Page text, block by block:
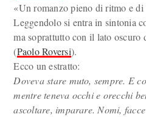
«Un romanzo pieno di ritmo e
Leggendolo si entra in sintonia
ma soprattutto con il lato oscuro
(Paolo Roversi).
Ecco un estratto:
Doveva stare muto, sempre. E
mentre teneva occhi e orecchi
ascoltare, imparare. Nomi,